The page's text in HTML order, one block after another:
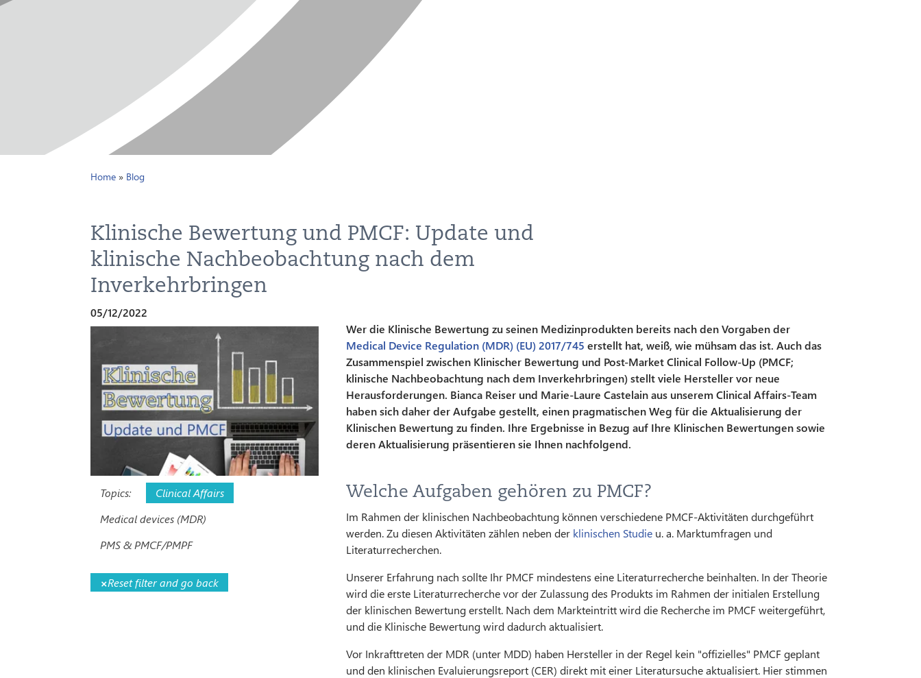
Home » Blog
Klinische Bewertung und PMCF: Update und
klinische Nachbeobachtung nach dem
Inverkehrbringen
05/12/2022
Topics:
Clinical Affairs
Medical devices (MDR)
PMS & PMCF/PMPF
×Reset filter and go back
Wer die Klinische Bewertung zu seinen Medizinprodukten bereits nach den Vorgaben der
Medical Device Regulation (MDR) (EU) 2017/745 erstellt hat, weiß, wie mühsam das ist. Auch das
Zusammenspiel zwischen Klinischer Bewertung und Post-Market Clinical Follow-Up (PMCF;
klinische Nachbeobachtung nach dem Inverkehrbringen) stellt viele Hersteller vor neue
Herausforderungen. Bianca Reiser und Marie-Laure Castelain aus unserem Clinical Affairs-Team
haben sich daher der Aufgabe gestellt, einen pragmatischen Weg für die Aktualisierung der
Klinischen Bewertung zu finden. Ihre Ergebnisse in Bezug auf Ihre Klinischen Bewertungen sowie
deren Aktualisierung präsentieren sie Ihnen nachfolgend.
Welche Aufgaben gehören zu PMCF?
Im Rahmen der klinischen Nachbeobachtung können verschiedene PMCF-Aktivitäten durchgeführt
werden. Zu diesen Aktivitäten zählen neben der klinischen Studie u. a. Marktumfragen und
Literaturrecherchen.
Unserer Erfahrung nach sollte Ihr PMCF mindestens eine Literaturrecherche beinhalten. In der Theorie
wird die erste Literaturrecherche vor der Zulassung des Produkts im Rahmen der initialen Erstellung
der klinischen Bewertung erstellt. Nach dem Markteintritt wird die Recherche im PMCF weitergeführt,
und die Klinische Bewertung wird dadurch aktualisiert.
Vor Inkrafttreten der MDR (unter MDD) haben Hersteller in der Regel kein "offizielles" PMCF geplant
und den klinischen Evaluierungsreport (CER) direkt mit einer Literatursuche aktualisiert. Hier stimmen